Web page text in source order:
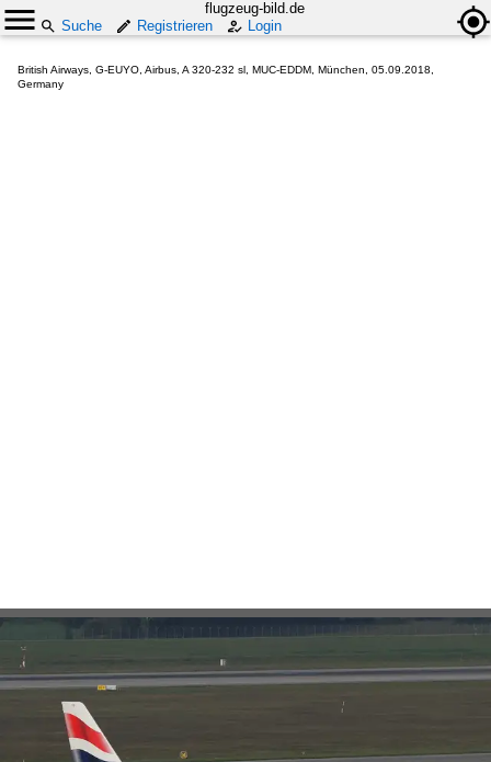
flugzeug-bild.de
Suche
Registrieren Login
British Airways, G-EUYO, Airbus, A 320-232 sl, MUC-EDDM, München, 05.09.2018,
Germany